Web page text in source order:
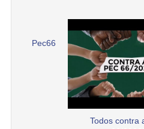
Pec66
Todos contra